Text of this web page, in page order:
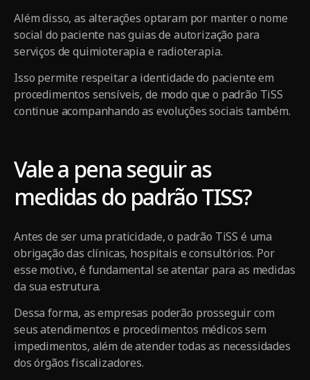
Além disso, as alterações optaram por manter o nome
social do paciente nas guias de autorização para
serviços de quimioterapia e radioterapia.
Isso permite respeitar a identidade do paciente em
procedimentos sensíveis, de modo que o padrão TiSS
continue acompanhando as evoluções sociais também.
Vale a pena seguir as
medidas do padrão TISS?
Antes de ser uma praticidade, o padrão TiSS é uma
obrigação das clínicas, hospitais e consultórios. Por
esse motivo, é fundamental se atentar para as medidas
da sua estrutura.
Dessa forma, as empresas poderão prosseguir com
seus atendimentos e procedimentos médicos sem
impedimentos, além de atender todas as necessidades
dos órgãos fiscalizadores.